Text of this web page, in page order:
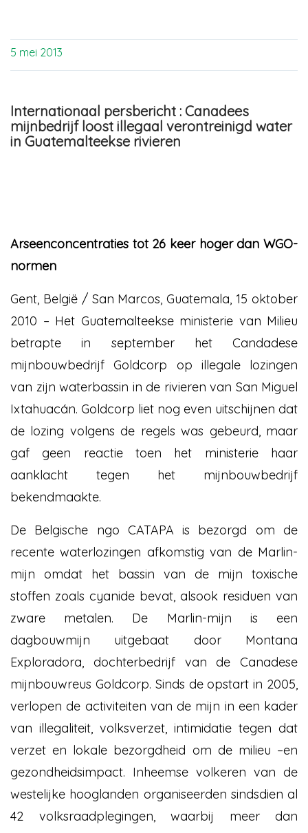
5 mei 2013
Internationaal persbericht : Canadees
mijnbedrijf loost illegaal verontreinigd water
in Guatemalteekse rivieren
Arseenconcentraties tot 26 keer hoger dan WGO-
normen
Gent, België / San Marcos, Guatemala, 15 oktober
2010 – Het Guatemalteekse ministerie van Milieu
betrapte in september het Candadese
mijnbouwbedrijf Goldcorp op illegale lozingen
van zijn waterbassin in de rivieren van San Miguel
Ixtahuacán. Goldcorp liet nog even uitschijnen dat
de lozing volgens de regels was gebeurd, maar
gaf geen reactie toen het ministerie haar
aanklacht tegen het mijnbouwbedrijf
bekendmaakte.
De Belgische ngo CATAPA is bezorgd om de
recente waterlozingen afkomstig van de Marlin-
mijn omdat het bassin van de mijn toxische
stoffen zoals cyanide bevat, alsook residuen van
zware metalen. De Marlin-mijn is een
dagbouwmijn uitgebaat door Montana
Exploradora, dochterbedrijf van de Canadese
mijnbouwreus Goldcorp. Sinds de opstart in 2005,
verlopen de activiteiten van de mijn in een kader
van illegaliteit, volksverzet, intimidatie tegen dat
verzet en lokale bezorgdheid om de milieu –en
gezondheidsimpact. Inheemse volkeren van de
westelijke hooglanden organiseerden sindsdien al
42 volksraadplegingen, waarbij meer dan